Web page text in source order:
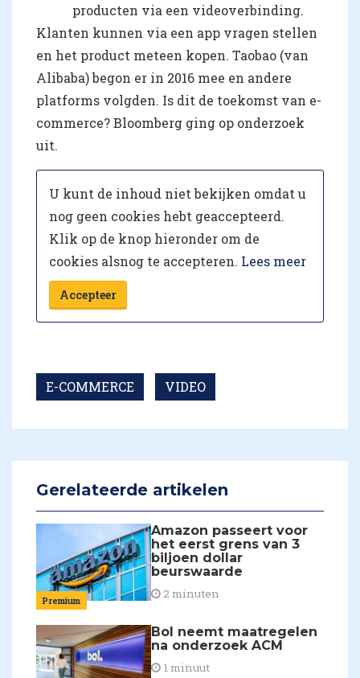
producten via een videoverbinding.
Klanten kunnen via een app vragen stellen
en het product meteen kopen. Taobao (van
Alibaba) begon er in 2016 mee en andere
platforms volgden. Is dit de toekomst van e-
commerce? Bloomberg ging op onderzoek
uit.
U kunt de inhoud niet bekijken omdat u
nog geen cookies hebt geaccepteerd.
Klik op de knop hieronder om de
cookies alsnog te accepteren. Lees meer
Accepteer
E-COMMERCE VIDEO
Gerelateerde artikelen
Premium
Amazon passeert voor
het eerst grens van 3
biljoen dollar
beurswaarde
2 minuten
Bol neemt maatregelen
na onderzoek ACM
1 minuut